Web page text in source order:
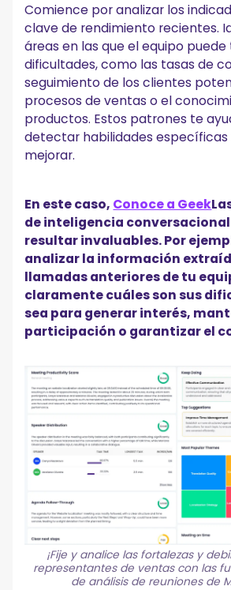
Comience por analizar los
clave de rendimiento recientes.
áreas en las que el equipo
dificultades, como las tasas de
seguimiento de los clientes
procesos de ventas o el
productos. Estos patrones te
detectar habilidades específicas
mejorar.
En este caso, Conoce a Geek
de inteligencia
resultar invaluables. Por
analizar la información
llamadas anteriores de tu
claramente cuáles son sus
sea para generar interés,
participación o garantizar el
¡Fije y analice las fortalezas y
representantes de ventas con las
de análisis de reuniones de